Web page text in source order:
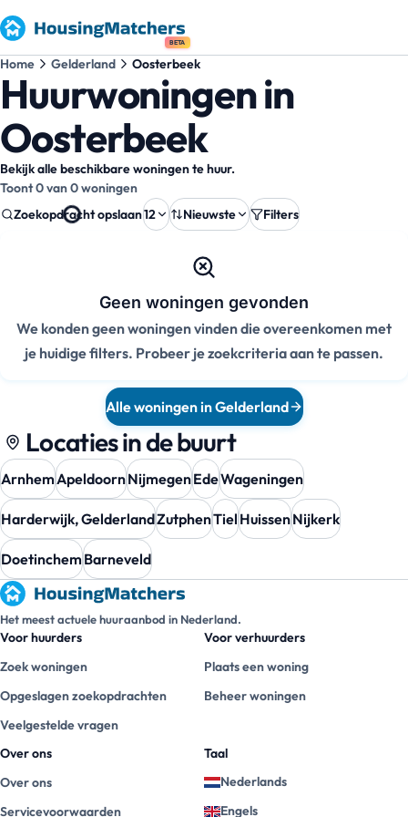
BETA
Home Gelderland Oosterbeek
Huurwoningen in
Oosterbeek
Bekijk alle beschikbare woningen te huur.
Toont 0 van 0 woningen
Zoekopdracht opslaan12 Nieuwste Filters
Geen woningen gevonden
We konden geen woningen vinden die overeenkomen met
je huidige filters. Probeer je zoekcriteria aan te passen.
Alle woningen in Gelderland
Locaties in de buurt
ArnhemApeldoornNijmegenEdeWageningen
Harderwijk, GelderlandZutphenTiel HuissenNijkerk
DoetinchemBarneveld
Het meest actuele huuraanbod in Nederland.
Voor huurders
Zoek woningen
Opgeslagen zoekopdrachten
Veelgestelde vragen
Voor verhuurders
Plaats een woning
Beheer woningen
Over ons
Over ons
Servicevoorwaarden
Taal
Nederlands
Engels